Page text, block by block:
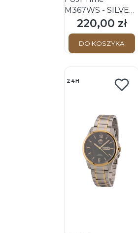
M367WS - SILVER
- Męski - Zegarek
mechaniczny z
ręcznym
naciągiem
Cena
220,00 zł
DO KOSZYKA
24H